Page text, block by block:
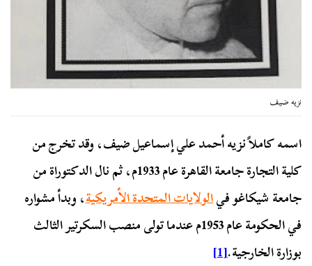
نزيه ضيف
اسمه كاملاً نزيه أحمد علي إسماعيل ضيف، وقد تخرج من
كلية التجارة جامعة القاهرة عام 1933م، ثم نال الدكتوراة من
جامعة شيكاغو فيالولايات المتحدة الأمريكية، وبدأ مشواره
في الحكومة عام 1953م عندما تولى منصب السكرتير الثالث
بوزارة الخارجية.[1]